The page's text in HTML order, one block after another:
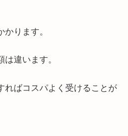
ります。
違います。
ればコスパよく受けることが